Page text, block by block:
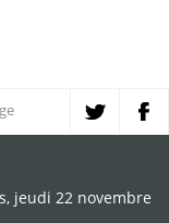
jeudi 22 novembre